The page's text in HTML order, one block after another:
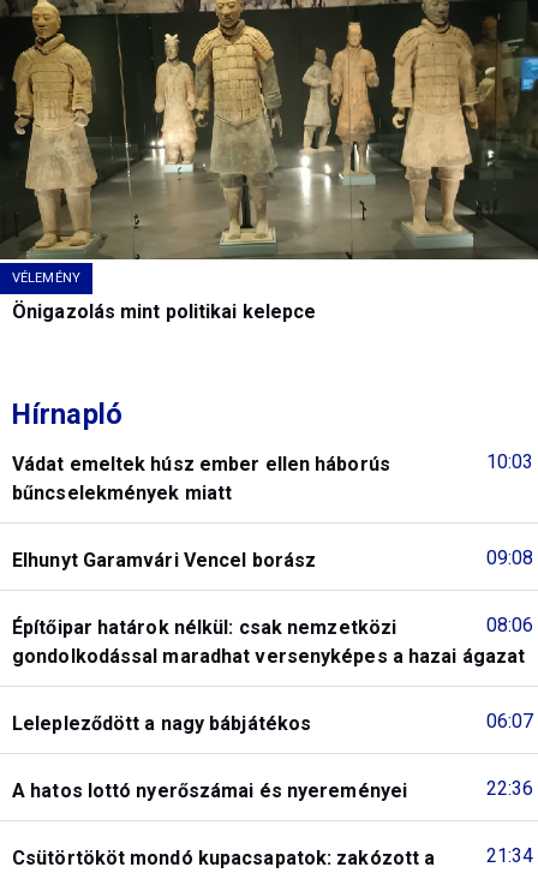
VÉLEMÉNY
Önigazolás mint politikai kelepce
Hírnapló
10:03
Vádat emeltek húsz ember ellen háborús
bűncselekmények miatt
09:08
Elhunyt Garamvári Vencel borász
08:06
Építőipar határok nélkül: csak nemzetközi
gondolkodással maradhat versenyképes a hazai ágazat
06:07
Lelepleződött a nagy bábjátékos
22:36
A hatos lottó nyerőszámai és nyereményei
21:34
Csütörtököt mondó kupacsapatok: zakózott a